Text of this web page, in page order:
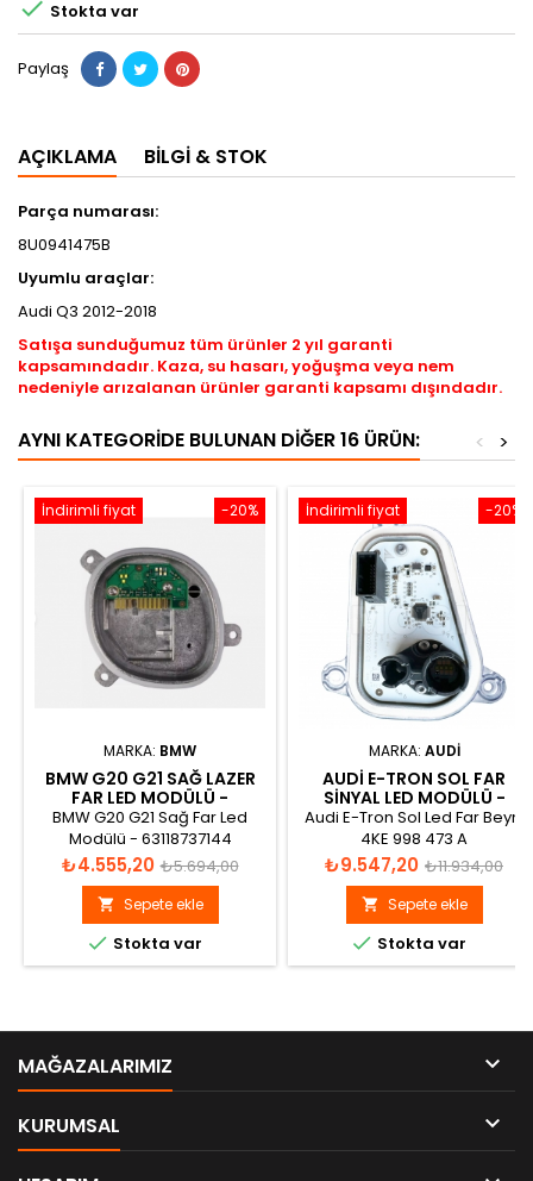
 Stokta var
Paylaş
AÇIKLAMA BILGI & STOK
Parça numarası:
8U0941475B
Uyumlu araçlar:
Audi Q3 2012-2018
Satışa sunduğumuz tüm ürünler 2 yıl garanti
kapsamındadır. Kaza, su hasarı, yoğuşma veya nem
nedeniyle arızalanan ürünler garanti kapsamı dışındadır.
AYNI KATEGORIDE BULUNAN DIĞER 16 ÜRÜN: >
<
-20%
İndirimli fiyat
MARKA: BMW
BMW G20 G21 SAĞ LAZER
FAR LED MODÜLÜ -
63118737144
BMW G20 G21 Sağ Far Led
Modülü - 63118737144
Fiyat
₺4.555,20 Normal
fiyat
₺5.694,00
 Sepete ekle
 Stokta var
-20%
İndirimli fiyat
MARKA: AUDI
AUDI E-TRON SOL FAR
SINYAL LED MODÜLÜ -
4KE998473
Audi E-Tron Sol Led Far Beyni
4KE 998 473 A
Fiyat
₺9.547,20 Normal
fiyat
₺11.934,00
 Sepete ekle
 Stokta var
MAĞAZALARIMIZ 
KURUMSAL 